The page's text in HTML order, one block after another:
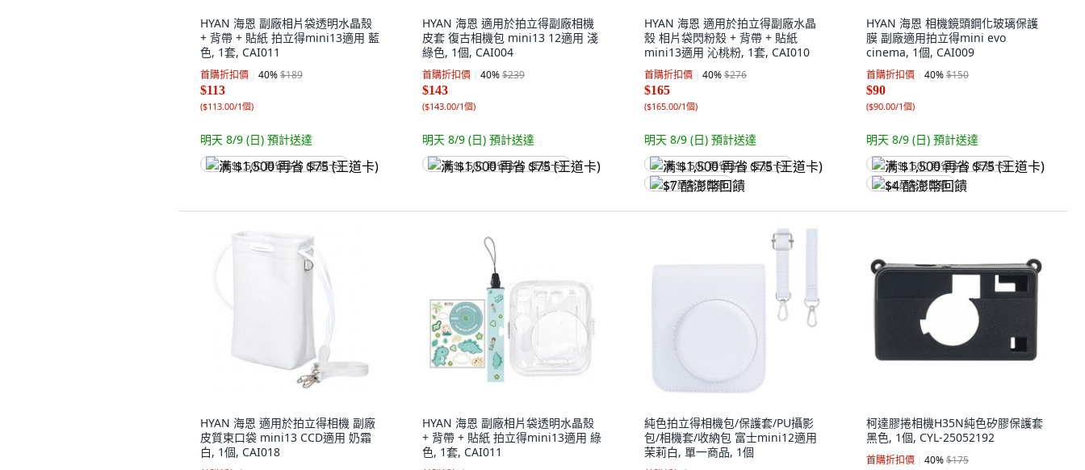
HYAN 海恩 副廠相片袋透明水晶殼
+ 背帶 + 貼紙 拍立得mini13適用 藍
色, 1套, CAI011
首購折扣價 40%$189
$113
($113.00/1個)
明天 8/9 (日) 預計送達
满 $1,500 再省 $75 (王道卡)
HYAN 海恩 適用於拍立得副廠相機
皮套 復古相機包 mini13 12適用 淺
綠色, 1個, CAI004
首購折扣價 40%$239
$143
($143.00/1個)
明天 8/9 (日) 預計送達
满 $1,500 再省 $75 (王道卡)
HYAN 海恩 適用於拍立得副廠水晶
殼 相片袋閃粉殼 + 背帶 + 貼紙
mini13適用 沁桃粉, 1套, CAI010
首購折扣價 40%$276
$165
($165.00/1個)
明天 8/9 (日) 預計送達
满 $1,500 再省 $75 (王道卡)
$7 酷澎幣回饋
HYAN 海恩 相機鏡頭鋼化玻璃保護
膜 副廠適用拍立得mini evo
cinema, 1個, CAI009
首購折扣價 40%$150
$90
($90.00/1個)
明天 8/9 (日) 預計送達
满 $1,500 再省 $75 (王道卡)
$4 酷澎幣回饋
HYAN 海恩 適用於拍立得相機 副廠
皮質束口袋 mini13 CCD適用 奶霜
白, 1個, CAI018
HYAN 海恩 副廠相片袋透明水晶殼
+ 背帶 + 貼紙 拍立得mini13適用 綠
色, 1套, CAI011
純色拍立得相機包/保護套/PU攝影
包/相機套/收納包 富士mini12適用
茉莉白, 單一商品, 1個
柯達膠捲相機H35N純色矽膠保護套
黑色, 1個, CYL-25052192
首購折扣價 40%$175